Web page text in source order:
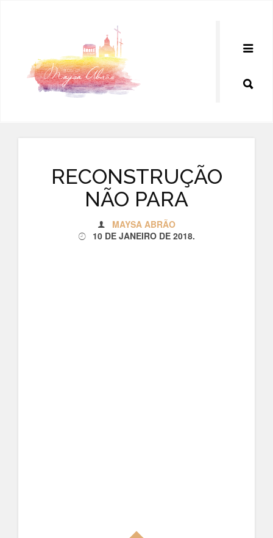
RECONSTRUÇÃO
NÃO PARA
MAYSA ABRÃO
10 DE JANEIRO DE 2018.